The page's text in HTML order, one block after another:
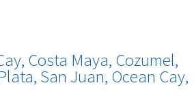
Costa Maya, Cozumel,
San Juan, Ocean Cay,